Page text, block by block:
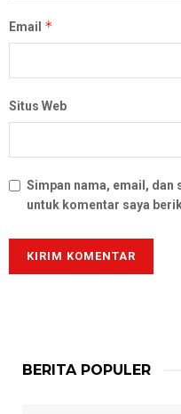
Email *
Situs Web
Simpan nama, email, dan
untuk komentar saya
BERITA POPULER